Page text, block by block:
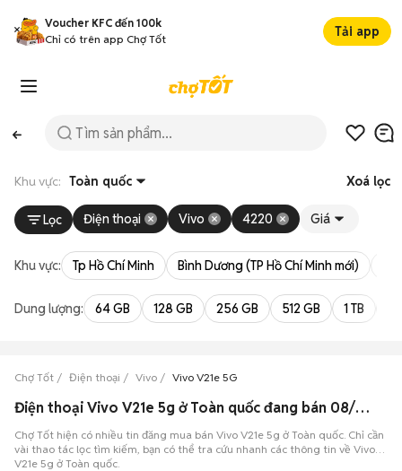
Voucher KFC đến 100k
Chỉ có trên app Chợ Tốt
Tải app
Khu vực: Toàn quốc Xoá lọc
Lọc Điện thoại Vivo 4220 Giá
Khu vực: Tp Hồ Chí Minh Bình Dương (TP Hồ Chí Minh mới)
Dung lượng: 64 GB 128 GB 256 GB 512 GB 1 TB
Chợ Tốt Điện thoại Vivo Vivo V21e 5G
Điện thoại Vivo V21e 5g ở Toàn quốc đang bán 08/2026
Chợ Tốt hiện có nhiều tin đăng mua bán Vivo V21e 5g ở Toàn quốc. Chỉ cần
vài thao tác lọc tìm kiếm, bạn có thể tra cứu nhanh các thông tin về Vivo
V21e 5g ở Toàn quốc.